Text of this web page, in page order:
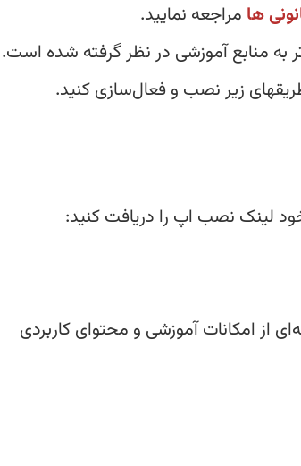
ها مراجعه
منابع آموزشی در نظر گرفته شده است.
زیر نصب و فعال‌سازی کنید.
از امکانات آموزشی و محتوای کاربردی